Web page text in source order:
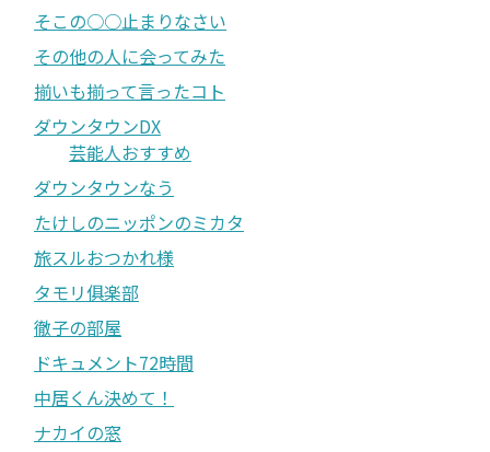
そこの○○止まりなさい
その他の人に会ってみた
揃いも揃って言ったコト
ダウンタウンDX
芸能人おすすめ
ダウンタウンなう
たけしのニッポンのミカタ
旅スルおつかれ様
タモリ俱楽部
徹子の部屋
ドキュメント72時間
中居くん決めて！
ナカイの窓